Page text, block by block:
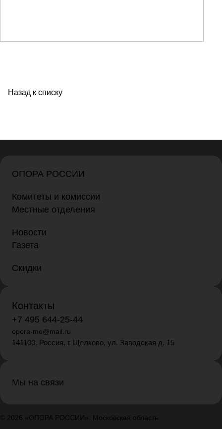
Назад к списку
ОПОРА РОССИИ
Комитеты и комиссии
Местные отделения
Новости
Газета
Скидки
Контакты
+7 495 644-25-44
opora-mo@mail.ru
141100, Россия, г. Щелково, ул. Заводская д. 15
Мы на связи
© 2026 «ОПОРА РОССИИ»: Московская область